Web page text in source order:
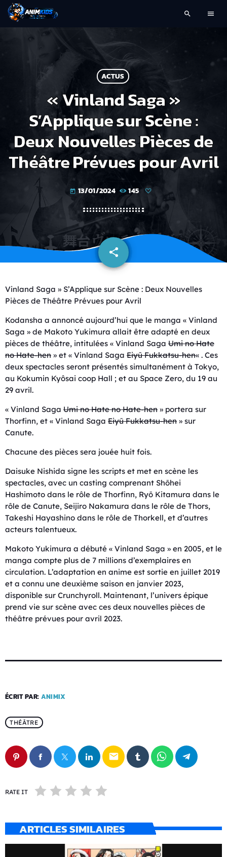
search menu
ACTUS
« Vinland Saga »
S’Applique sur Scène :
Deux Nouvelles Pièces de
Théâtre Prévues pour Avril
today 13/01/2024 145
share
email
Vinland Saga » S’Applique sur Scène : Deux Nouvelles
Pièces de Théâtre Prévues pour Avril
Kodansha a annoncé aujourd’hui que le manga « Vinland
Saga » de Makoto Yukimura allait être adapté en deux
pièces de théâtre, intitulées « Vinland Saga Umi no Hate
no Hate-hen » et « Vinland Saga Eiyū Fukkatsu-hen« . Ces
deux spectacles seront présentés simultanément à Tokyo,
au Kokumin Kyôsai coop Hall ; et au Space Zero, du 19 au
29 avril.
« Vinland Saga Umi no Hate no Hate-hen » portera sur
Thorfinn, et « Vinland Saga Eiyū Fukkatsu-hen » sur
Canute.
Chacune des pièces sera jouée huit fois.
Daisuke Nishida signe les scripts et met en scène les
spectacles, avec un casting comprenant Shōhei
Hashimoto dans le rôle de Thorfinn, Ryō Kitamura dans le
rôle de Canute, Seijiro Nakamura dans le rôle de Thors,
Takeshi Hayashino dans le rôle de Thorkell, et d’autres
acteurs talentueux.
Makoto Yukimura a débuté « Vinland Saga » en 2005, et le
manga compte plus de 7 millions d’exemplaires en
circulation. L’adaptation en anime est sortie en juillet 2019
et a connu une deuxième saison en janvier 2023,
disponible sur Crunchyroll. Maintenant, l’univers épique
prend vie sur scène avec ces deux nouvelles pièces de
théâtre prévues pour avril 2023.
ÉCRIT PAR: ANIMIX
THÉÂTRE
email
RATE IT
ARTICLES SIMILAIRES